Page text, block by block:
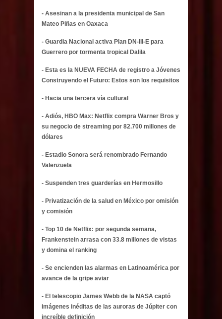
- Asesinan a la presidenta municipal de San
Mateo Piñas en Oaxaca
- Guardia Nacional activa Plan DN-III-E para
Guerrero por tormenta tropical Dalila
- Esta es la NUEVA FECHA de registro a Jóvenes
Construyendo el Futuro: Estos son los requisitos
- Hacia una tercera vía cultural
- Adiós, HBO Max: Netflix compra Warner Bros y
su negocio de streaming por 82.700 millones de
dólares
- Estadio Sonora será renombrado Fernando
Valenzuela
- Suspenden tres guarderías en Hermosillo
- Privatización de la salud en México por omisión
y comisión
- Top 10 de Netflix: por segunda semana,
Frankenstein arrasa con 33.8 millones de vistas
y domina el ranking
- Se encienden las alarmas en Latinoamérica por
avance de la gripe aviar
- El telescopio James Webb de la NASA captó
imágenes inéditas de las auroras de Júpiter con
increíble definición